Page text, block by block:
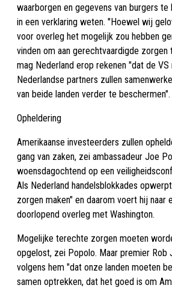
waarborgen en gegevens van burgers
in een verklaring weten. "Hoewel wij
voor overleg het mogelijk zou hebben
vinden om aan gerechtvaardigde
mag Nederland erop rekenen "dat de VS
Nederlandse partners zullen
van beide landen verder te beschermen".
Opheldering
Amerikaanse investeerders zullen
gang van zaken, zei ambassadeur Joe
woensdagochtend op een
Als Nederland handelsblokkades
zorgen maken" en daarom voert hij naar
doorlopend overleg met Washington.
Mogelijke terechte zorgen moeten
opgelost, zei Popolo. Maar premier
volgens hem "dat onze landen moeten
samen optrekken, dat het goed is om